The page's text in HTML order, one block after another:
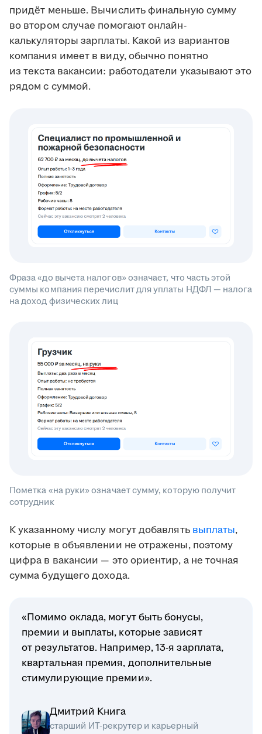
придёт меньше. Вычислить финальную сумму
во втором случае помогают онлайн-
калькуляторы зарплаты. Какой из вариантов
компания имеет в виду, обычно понятно
из текста вакансии: работодатели указывают это
рядом с суммой.
Фраза «до вычета налогов» означает, что часть этой
суммы компания перечислит для уплаты НДФЛ — налога
на доход физических лиц
Пометка «на руки» означает сумму, которую получит
сотрудник
К указанному числу могут добавлять выплаты,
которые в объявлении не отражены, поэтому
цифра в вакансии — это ориентир, а не точная
сумма будущего дохода.
«Помимо оклада, могут быть бонусы,
премии и выплаты, которые зависят
от результатов. Например, 13-я зарплата,
квартальная премия, дополнительные
стимулирующие премии».
Дмитрий Книга
старший ИТ-рекрутер и карьерный